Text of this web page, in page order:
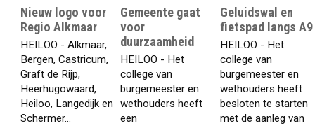
Nieuw logo voor
Regio Alkmaar
HEILOO - Alkmaar,
Bergen, Castricum,
Graft de Rijp,
Heerhugowaard,
Heiloo, Langedijk en
Schermer...
Gemeente gaat
voor
duurzaamheid
HEILOO - Het
college van
burgemeester en
wethouders heeft
een
Geluidswal en
fietspad langs A9
HEILOO - Het
college van
burgemeester en
wethouders heeft
besloten te starten
met de aanleg van